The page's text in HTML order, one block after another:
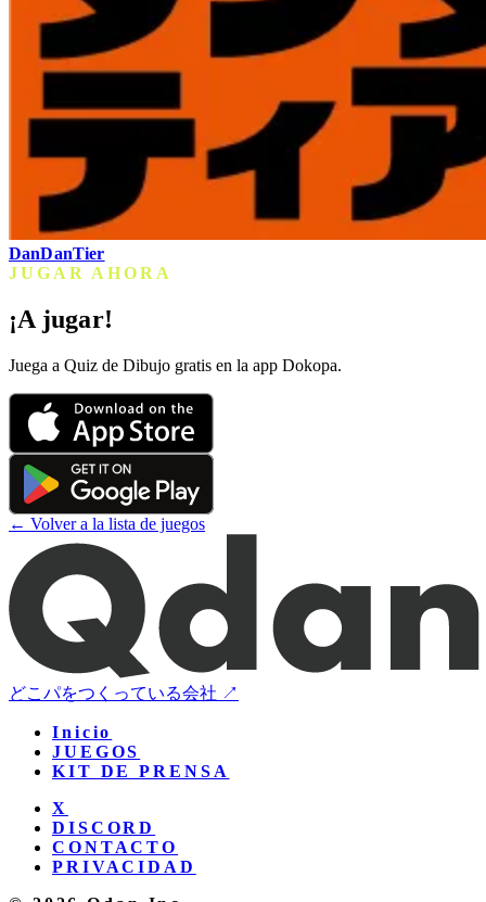
DanDanTier
JUGAR AHORA
¡A jugar!
Juega a Quiz de Dibujo gratis en la app Dokopa.
← Volver a la lista de juegos
どこパをつくっている会社 ↗
Inicio
JUEGOS
KIT DE PRENSA
X
DISCORD
CONTACTO
PRIVACIDAD